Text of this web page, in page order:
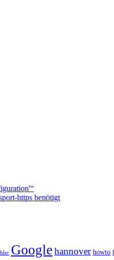
https benötigt
Google hannover howto